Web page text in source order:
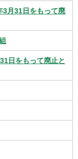
月31日をもって廃
日をもって廃止と